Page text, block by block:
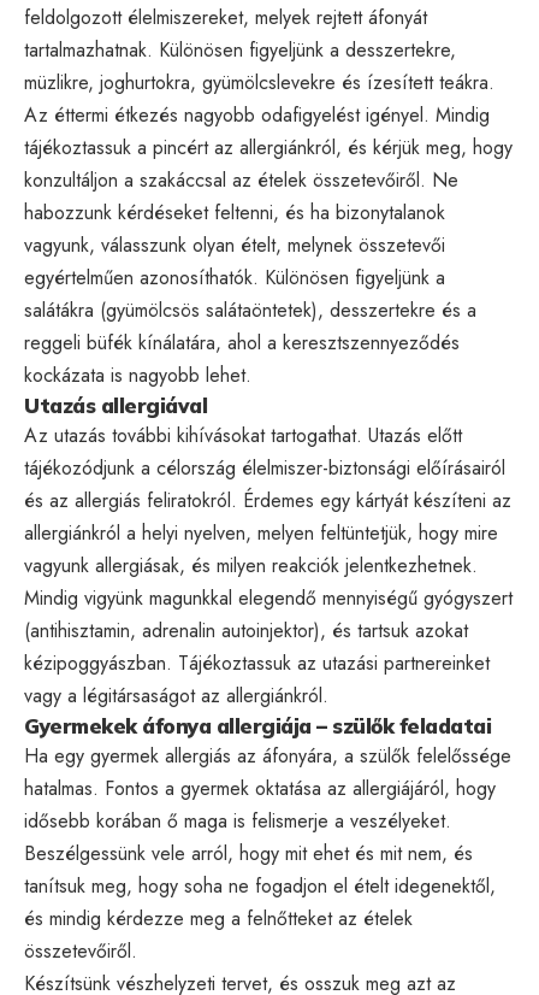
feldolgozott élelmiszereket, melyek rejtett áfonyát
tartalmazhatnak. Különösen figyeljünk a desszertekre,
müzlikre, joghurtokra, gyümölcslevekre és ízesített teákra.
Az éttermi étkezés nagyobb odafigyelést igényel. Mindig
tájékoztassuk a pincért az allergiánkról, és kérjük meg, hogy
konzultáljon a szakáccsal az ételek összetevőiről. Ne
habozzunk kérdéseket feltenni, és ha bizonytalanok
vagyunk, válasszunk olyan ételt, melynek összetevői
egyértelműen azonosíthatók. Különösen figyeljünk a
salátákra (gyümölcsös salátaöntetek), desszertekre és a
reggeli büfék kínálatára, ahol a keresztszennyeződés
kockázata is nagyobb lehet.
Utazás allergiával
Az utazás további kihívásokat tartogathat. Utazás előtt
tájékozódjunk a célország élelmiszer-biztonsági előírásairól
és az allergiás feliratokról. Érdemes egy kártyát készíteni az
allergiánkról a helyi nyelven, melyen feltüntetjük, hogy mire
vagyunk allergiásak, és milyen reakciók jelentkezhetnek.
Mindig vigyünk magunkkal elegendő mennyiségű gyógyszert
(antihisztamin, adrenalin autoinjektor), és tartsuk azokat
kézipoggyászban. Tájékoztassuk az utazási partnereinket
vagy a légitársaságot az allergiánkról.
Gyermekek áfonya allergiája – szülők feladatai
Ha egy gyermek allergiás az áfonyára, a szülők felelőssége
hatalmas. Fontos a gyermek oktatása az allergiájáról, hogy
idősebb korában ő maga is felismerje a veszélyeket.
Beszélgessünk vele arról, hogy mit ehet és mit nem, és
tanítsuk meg, hogy soha ne fogadjon el ételt idegenektől,
és mindig kérdezze meg a felnőtteket az ételek
összetevőiről.
Készítsünk vészhelyzeti tervet, és osszuk meg azt az